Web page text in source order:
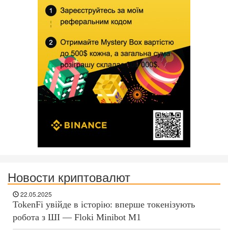
Новости криптовалют
22.05.2025
TokenFi увійде в історію: вперше токенізують
робота з ШІ — Floki Minibot M1